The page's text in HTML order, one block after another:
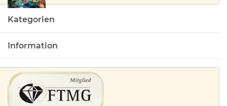
Kategorien
Information